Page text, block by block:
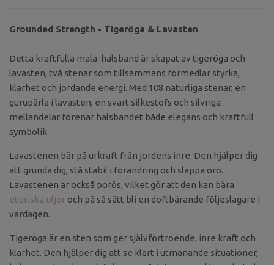
Grounded Strength - Tigeröga & Lavasten
Detta kraftfulla mala-halsband är skapat av tigeröga och
lavasten, två stenar som tillsammans förmedlar styrka,
klarhet och jordande energi. Med 108 naturliga stenar, en
gurupärla i lavasten, en svart silkestofs och silvriga
mellandelar förenar halsbandet både elegans och kraftfull
symbolik.
Lavastenen bär på urkraft från jordens inre. Den hjälper dig
att grunda dig, stå stabil i förändring och släppa oro.
Lavastenen är också porös, vilket gör att den kan bära
eteriska oljor och på så sätt bli en doftbärande följeslagare i
vardagen.
Tigeröga är en sten som ger självförtroende, inre kraft och
klarhet. Den hjälper dig att se klart i utmanande situationer,